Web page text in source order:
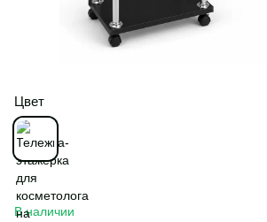
Цвет
В наличии